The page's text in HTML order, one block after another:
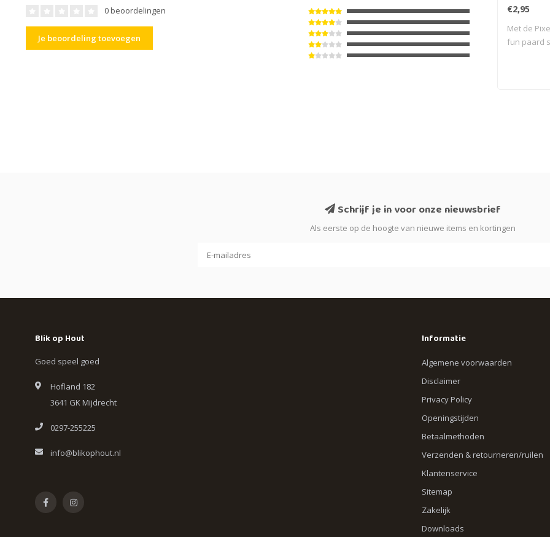
0 beoordelingen
Je beoordeling toevoegen
€2,95
Met de
fun paard
Schrijf je in voor onze nieuwsbrief
Als eerste op de hoogte van nieuwe items en kortingen
Blik op Hout
Goed speel goed
Hofland 182
3641 GK Mijdrecht
0297-255225
info@blikophout.nl
Informatie
Algemene voorwaarden
Disclaimer
Privacy Policy
Openingstijden
Betaalmethoden
Verzenden & retourneren/ruilen
Klantenservice
Sitemap
Zakelijk
Downloads